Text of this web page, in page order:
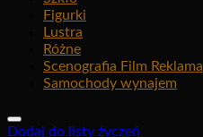
Figurki
Lustra
Różne
Scenografia Film Reklama
Samochody wynajem
Dodaj do listy życzeń